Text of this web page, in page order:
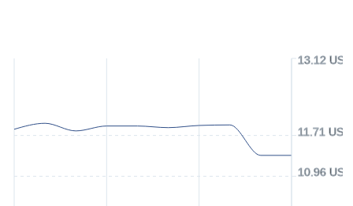
10.96 USD
11.71 USD
13.12 USD